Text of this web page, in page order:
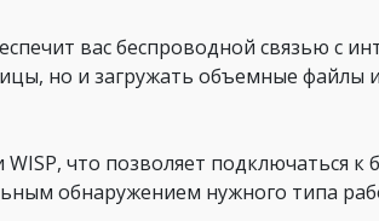
вас беспроводной связью с
но и загружать объемные файлы
что позволяет подключаться
обнаружением нужного типа